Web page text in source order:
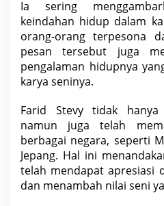
Ia sering
keindahan hidup dalam
orang-orang terpesona
pesan tersebut juga
pengalaman hidupnya
karya seninya.
Farid Stevy tidak
namun juga telah
berbagai negara, seperti
Jepang. Hal ini
telah mendapat apresiasi
dan menambah nilai seni